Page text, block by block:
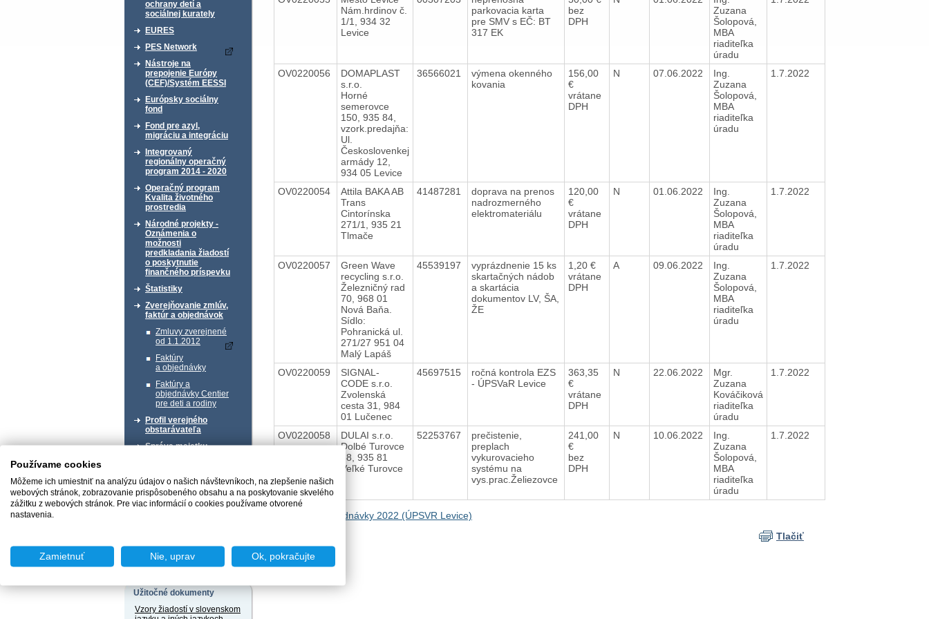
ochrany detí a
sociálnej kurately
EURES
PES Network
Nástroje na
prepojenie Európy
(CEF)/Systém EESSI
Európsky sociálny
fond
Fond pre azyl,
migráciu a integráciu
Integrovaný
regionálny operačný
program 2014 - 2020
Operačný program
Kvalita životného
prostredia
Národné projekty -
Oznámenia o
možnosti
predkladania žiadostí
o poskytnutie
finančného príspevku
Štatistiky
Zverejňovanie zmlúv,
faktúr a objednávok
Zmluvy zverejnené
od 1.1.2012
Faktúry
a objednávky
Faktúry a
objednávky Centier
pre deti a rodiny
Profil verejného
obstarávateľa
Správa majetku
Chcem podať podnet
Užitočné dokumenty
Vzory žiadostí v slovenskom
Nám.hrdinov č.
1/1, 934 32
Levice
parkovacia karta
pre SMV s EČ: BT
317 EK
bez
DPH
Zuzana
Šolopová,
MBA
riaditeľka
úradu
OV0220056
DOMAPLAST
s.r.o.
Horné
semerovce
150, 935 84,
vzork.predajňa:
Ul.
Českoslovenkej
armády 12,
934 05 Levice
36566021
výmena okenného
kovania
156,00
€
vrátane
DPH
N 07.06.2022
Ing.
Zuzana
Šolopová,
MBA
riaditeľka
úradu
1.7.2022
OV0220054
Attila BAKA AB
Trans
Cintorínska
271/1, 935 21
Tlmače
41487281
doprava na prenos
nadrozmerného
elektromateriálu
120,00
€
vrátane
DPH
N 01.06.2022
Ing.
Zuzana
Šolopová,
MBA
riaditeľka
úradu
1.7.2022
OV0220057
Green Wave
recycling s.r.o.
Železničný rad
70, 968 01
Nová Baňa.
Sídlo:
Pohranická ul.
271/27 951 04
Malý Lapáš
45539197
vyprázdnenie 15 ks
skartačných nádob
a skartácia
dokumentov LV, ŠA,
ŽE
1,20 €
vrátane
DPH
A 09.06.2022
Ing.
Zuzana
Šolopová,
MBA
riaditeľka
úradu
1.7.2022
OV0220059
SIGNAL-
CODE s.r.o.
Zvolenská
cesta 31, 984
01 Lučenec
45697515
ročná kontrola EZS
- ÚPSVaR Levice
363,35
€
vrátane
DPH
N 22.06.2022
Mgr.
Zuzana
Kováčiková
riaditeľka
úradu
1.7.2022
OV0220058
DULAI s.r.o.
Dolbé Turovce
68, 935 81
Veľké Turovce
52253767
prečistenie,
preplach
vykurovacieho
systému na
vys.prac.Želiezovce
241,00
€
bez
DPH
N 10.06.2022
Ing.
Zuzana
Šolopová,
MBA
riaditeľka
úradu
1.7.2022
Naspäť na Objednávky 2022 (ÚPSVR Levice)
Tlačiť
Používame cookies
Môžeme ich umiestniť na analýzu údajov o našich návštevníkoch, na zlepšenie našich
webových stránok, zobrazovanie prispôsobeného obsahu a na poskytovanie skvelého
zážitku z webových stránok. Pre viac informácií o cookies používame otvorené
nastavenia.
Zamietnuť Nie, uprav Ok, pokračujte